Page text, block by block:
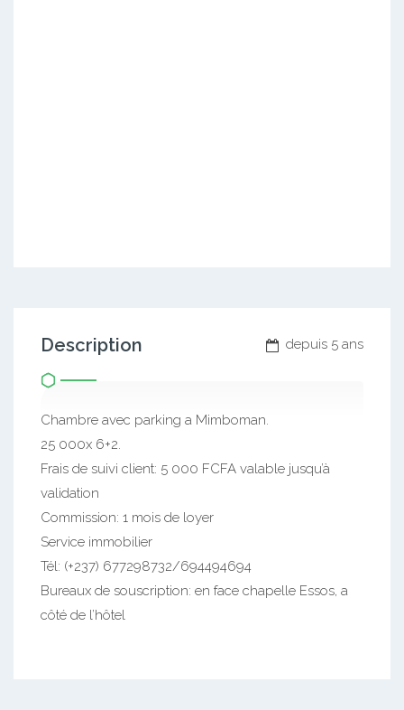
depuis 5 ans
Description
Chambre avec parking a Mimboman.
25 000x 6+2.
Frais de suivi client: 5 000 FCFA valable jusqu’à
validation
Commission: 1 mois de loyer
Service immobilier
Tél: (+237) 677298732/694494694
Bureaux de souscription: en face chapelle Essos, a
côté de l’hôtel